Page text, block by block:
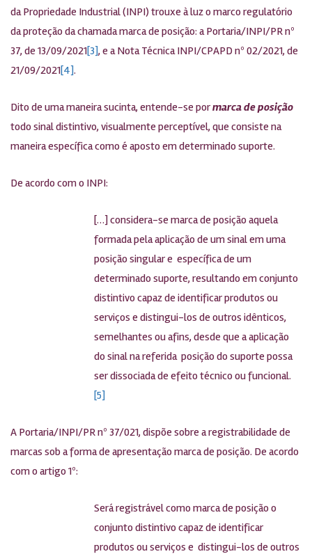
da Propriedade Industrial (INPI) trouxe à luz o marco regulatório
da proteção da chamada marca de posição: a Portaria/INPI/PR nº
37, de 13/09/2021[3], e a Nota Técnica INPI/CPAPD nº 02/2021, de
21/09/2021[4].
Dito de uma maneira sucinta, entende-se pormarca de posição
todo sinal distintivo, visualmente perceptível, que consiste na
maneira específica como é aposto em determinado suporte.
De acordo com o INPI:
[…] considera-se marca de posição aquela
formada pela aplicação de um sinal em uma
posição singular e específica de um
determinado suporte, resultando em conjunto
distintivo capaz de identificar produtos ou
serviços e distingui-los de outros idênticos,
semelhantes ou afins, desde que a aplicação
do sinal na referida posição do suporte possa
ser dissociada de efeito técnico ou funcional.
[5]
A Portaria/INPI/PR nº 37/021, dispõe sobre a registrabilidade de
marcas sob a forma de apresentação marca de posição. De acordo
com o artigo 1º:
Será registrável como marca de posição o
conjunto distintivo capaz de identificar
produtos ou serviços e distingui-los de outros